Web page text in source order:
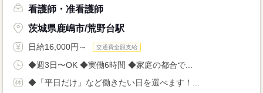
看護師・准看護師
茨城県鹿嶋市/荒野台駅
日給16,000円～ 交通費全額支給
◆週3日〜OK ◆実働6時間 ◆家庭の都合で...
◆「平日だけ」など働きたい日を選べます！...